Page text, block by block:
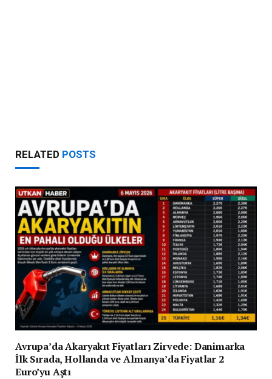
RELATED POSTS
Avrupa’da Akaryakıt Fiyatları Zirvede: Danimarka
İlk Sırada, Hollanda ve Almanya’da Fiyatlar 2
Euro’yu Aştı